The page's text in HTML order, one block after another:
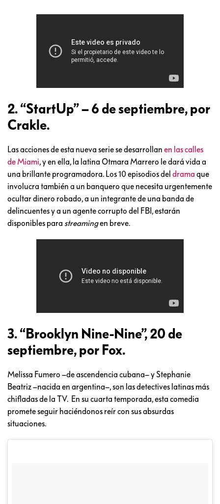
2. “StartUp” – 6 de septiembre, por
Crakle.
Las acciones de esta nueva serie se desarrollan en las calles
de Miami, y en ella, la latina Otmara Marrero le dará vida a
una brillante programadora. Los 10 episodios del drama que
involucra también a un banquero que necesita urgentemente
ocultar dinero robado, a un integrante de una banda de
delincuentes y a un agente corrupto del FBI, estarán
disponibles para streamingen breve.
3. “Brooklyn Nine-Nine”, 20 de
septiembre, por Fox.
Melissa Fumero –de ascendencia cubana– y Stephanie
Beatriz –nacida en argentina–, son las detectives latinas más
chifladas de la TV. En su cuarta temporada, esta comedia
promete seguir haciéndonos reír con sus absurdas
situaciones.